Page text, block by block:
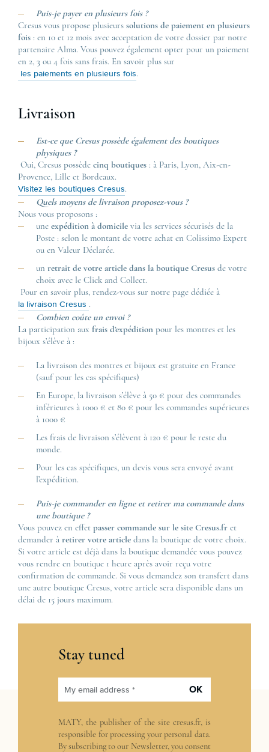
Puis-je payer en plusieurs fois ?
Cresus vous propose plusieurs solutions de paiement en plusieurs
fois : en 10 et 12 mois avec acceptation de votre dossier par notre
partenaire Alma. Vous pouvez également opter pour un paiement
en 2, 3 ou 4 fois sans frais. En savoir plus sur
les paiements en plusieurs fois.
Livraison
Est-ce que Cresus possède également des boutiques
physiques ?
Oui, Cresus possède cinq boutiques : à Paris, Lyon, Aix-en-
Provence, Lille et Bordeaux.
Visitez les boutiques Cresus.
Quels moyens de livraison proposez-vous ?
Nous vous proposons :
une expédition à domicile via les services sécurisés de la
Poste : selon le montant de votre achat en Colissimo Expert
ou en Valeur Déclarée.
un retrait de votre article dans la boutique Cresus de votre
choix avec le Click and Collect.
Pour en savoir plus, rendez-vous sur notre page dédiée à
la livraison Cresus .
Combien coûte un envoi ?
La participation aux frais d’expédition pour les montres et les
bijoux s’élève à :
La livraison des montres et bijoux est gratuite en France
(sauf pour les cas spécifiques)
En Europe, la livraison s’élève à 50 € pour des commandes
inférieures à 1000 € et 80 € pour les commandes supérieures
à 1000 €
Les frais de livraison s’élèvent à 120 € pour le reste du
monde.
Pour les cas spécifiques, un devis vous sera envoyé avant
l’expédition.
Puis-je commander en ligne et retirer ma commande dans
une boutique ?
Vous pouvez en effet passer commande sur le site Cresus.fr et
demander à retirer votre article dans la boutique de votre choix.
Si votre article est déjà dans la boutique demandée vous pouvez
vous rendre en boutique 1 heure après avoir reçu votre
confirmation de commande. Si vous demandez son transfert dans
une autre boutique Cresus, votre article sera disponible dans un
délai de 15 jours maximum.
Stay tuned
My email address * OK
MATY, the publisher of the site cresus.fr, is
responsible for processing your personal data.
By subscribing to our Newsletter, you consent